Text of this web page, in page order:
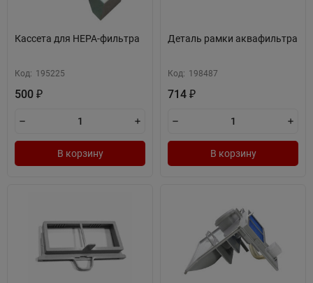
Кассета для HEPA-фильтра
Код: 195225
500 ₽
В корзину
Деталь рамки аквафильтра
Код: 198487
714 ₽
В корзину